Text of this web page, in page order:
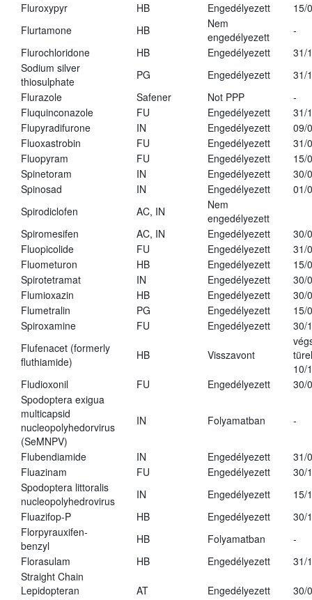
Fluroxypyr
HB Engedélyezett
15/
Flurtamone
HB
Nem
engedélyezett
-
Flurochloridone
HB Engedélyezett
31/
Sodium silver
thiosulphate
PG Engedélyezett
31/
Flurazole
Safener Not PPP
-
Fluquinconazole
FU Engedélyezett
31/
Flupyradifurone
IN Engedélyezett
09/
Fluoxastrobin
FU Engedélyezett
31/
Fluopyram
FU Engedélyezett
15/
Spinetoram
IN Engedélyezett
30/
Spinosad
IN Engedélyezett
01/
Spirodiclofen
AC, IN
Nem
engedélyezett
Spiromesifen
AC, IN Engedélyezett
30/
Fluopicolide
FU Engedélyezett
31/
Fluometuron
HB Engedélyezett
15/
Spirotetramat
IN Engedélyezett
30/
Flumioxazin
HB Engedélyezett
30/
Flumetralin
PG Engedélyezett
15/
Spiroxamine
FU Engedélyezett
30/
Flufenacet (formerly
fluthiamide)
HB Visszavont
10/
Fludioxonil
FU Engedélyezett
30/
Spodoptera exigua
multicapsid
nucleopolyhedorvirus
(SeMNPV)
IN Folyamatban -
Flubendiamide IN Engedélyezett
31/
Fluazinam
FU Engedélyezett
30/
Spodoptera littoralis
nucleopolyhedrovirus
IN Engedélyezett
15/
Fluazifop-P
HB Engedélyezett
30/
Florpyrauxifen-
benzyl
HB Folyamatban
-
Florasulam
HB Engedélyezett
31/
Straight Chain
Lepidopteran
AT Engedélyezett 30/